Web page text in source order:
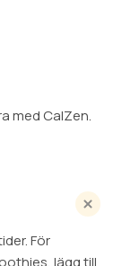
med CalZen.
För
lägg till